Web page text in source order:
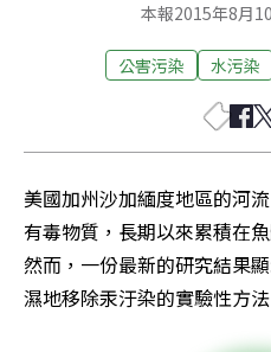
本報2015年8月
公害污染 水污染
美國加州沙加緬度地區的河
有毒物質，長期以來累積在
然而，一份最新的研究結果
濕地移除汞汙染的實驗性方